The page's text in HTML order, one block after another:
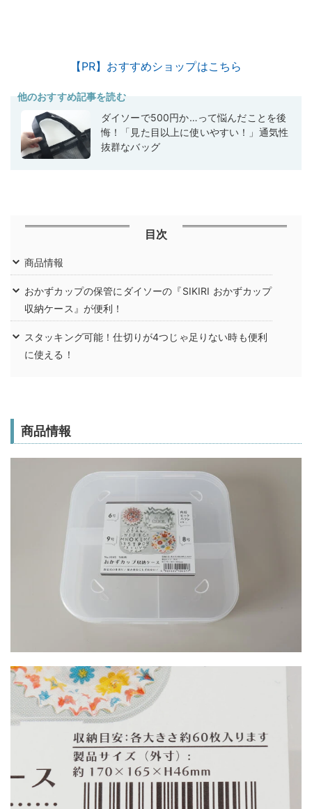
【PR】おすすめショップはこちら
他のおすすめ記事を読む
ダイソーで500円か…って悩んだことを後
悔！「見た目以上に使いやすい！」通気性
抜群なバッグ
目次
商品情報
おかずカップの保管にダイソーの『SIKIRI おかずカップ
収納ケース』が便利！
スタッキング可能！仕切りが4つじゃ足りない時も便利
に使える！
商品情報